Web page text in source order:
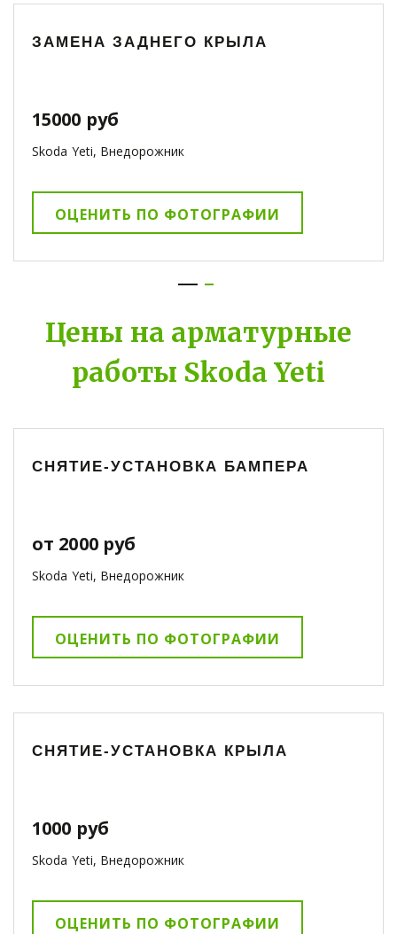
ЗАМЕНА ЗАДНЕГО КРЫЛА
15000 руб
Skoda Yeti, Внедорожник
ОЦЕНИТЬ ПО ФОТОГРАФИИ
Цены на арматурные
работы Skoda Yeti
СНЯТИЕ-УСТАНОВКА БАМПЕРА
от 2000 руб
Skoda Yeti, Внедорожник
ОЦЕНИТЬ ПО ФОТОГРАФИИ
СНЯТИЕ-УСТАНОВКА КРЫЛА
1000 руб
Skoda Yeti, Внедорожник
ОЦЕНИТЬ ПО ФОТОГРАФИИ